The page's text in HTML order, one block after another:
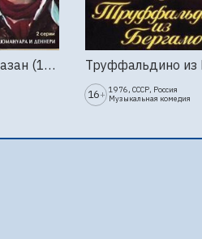
Дон Сезар де Базан (1989г., Ленфильм, 2 серии)
16+ 1976, СССР, Россия
Музыкальная комедия